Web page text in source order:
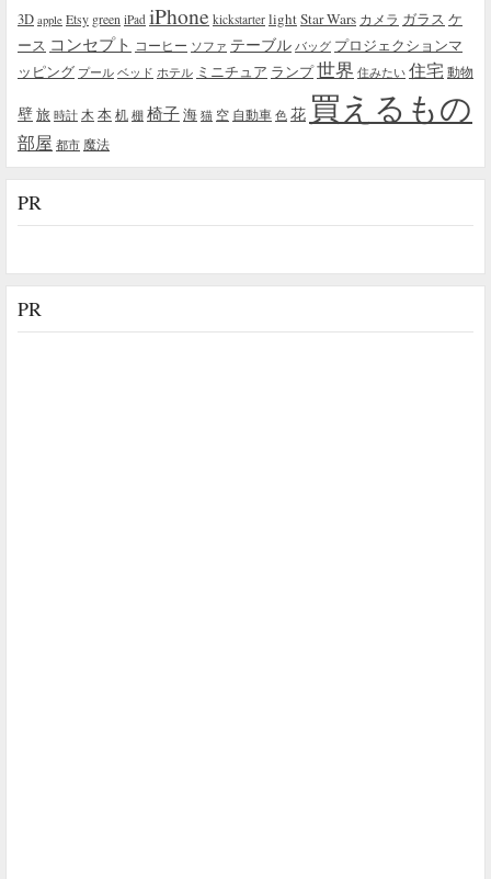
3D apple Etsy green iPad iPhone kickstarter lightStar Wars カメラ ガラス ケ
ース コンセプト コーヒー ソファ テーブル バッグ プロジェクションマ
ッピング プール ベッド ホテル ミニチュア ランプ世界 住みたい 住宅 動物
壁旅 時計 木本机 棚 椅子海 猫 空 自動車 色 花 買えるもの
部屋 都市 魔法
PR
PR